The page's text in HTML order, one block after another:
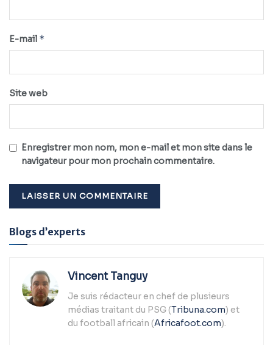
E-mail *
Site web
Enregistrer mon nom, mon e-mail et mon site dans le
navigateur pour mon prochain commentaire.
Alternative:
Blogs d’experts
Vincent Tanguy
Je suis rédacteur en chef de plusieurs
médias traitant du PSG (Tribuna.com) et
du football africain (Africafoot.com).